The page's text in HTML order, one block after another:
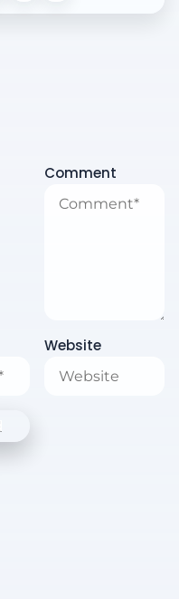
Comment
Website